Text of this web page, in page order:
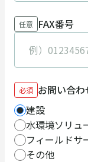
任意 FAX番号
必須 お問い合わ
建設
水環境ソリュ
フィールドサ
その他